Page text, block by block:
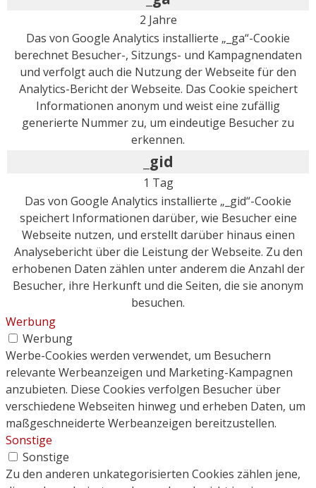
2 Jahre
Das von Google Analytics installierte „_ga“-Cookie
berechnet Besucher-, Sitzungs- und Kampagnendaten
und verfolgt auch die Nutzung der Webseite für den
Analytics-Bericht der Webseite. Das Cookie speichert
Informationen anonym und weist eine zufällig
generierte Nummer zu, um eindeutige Besucher zu
erkennen.
_gid
1 Tag
Das von Google Analytics installierte „_gid“-Cookie
speichert Informationen darüber, wie Besucher eine
Webseite nutzen, und erstellt darüber hinaus einen
Analysebericht über die Leistung der Webseite. Zu den
erhobenen Daten zählen unter anderem die Anzahl der
Besucher, ihre Herkunft und die Seiten, die sie anonym
besuchen.
Werbung
Werbung
Werbe-Cookies werden verwendet, um Besuchern
relevante Werbeanzeigen und Marketing-Kampagnen
anzubieten. Diese Cookies verfolgen Besucher über
verschiedene Webseiten hinweg und erheben Daten, um
maßgeschneiderte Werbeanzeigen bereitzustellen.
Sonstige
Sonstige
Zu den anderen unkategorisierten Cookies zählen jene,